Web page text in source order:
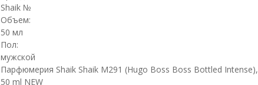
Shaik №
Объем:
50 мл
Пол:
мужской
Парфюмерия Shaik Shaik M291 (Hugo Boss Boss Bottled Intense),
50 ml NEW